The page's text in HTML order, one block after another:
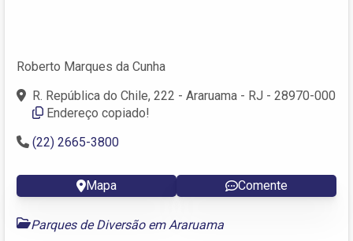
Roberto Marques da Cunha
R. República do Chile, 222 - Araruama - RJ - 28970-000
Endereço copiado!
(22) 2665-3800
Mapa Comente
Parques de Diversão em Araruama